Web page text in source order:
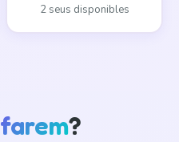
2 seus disponibles
farem?